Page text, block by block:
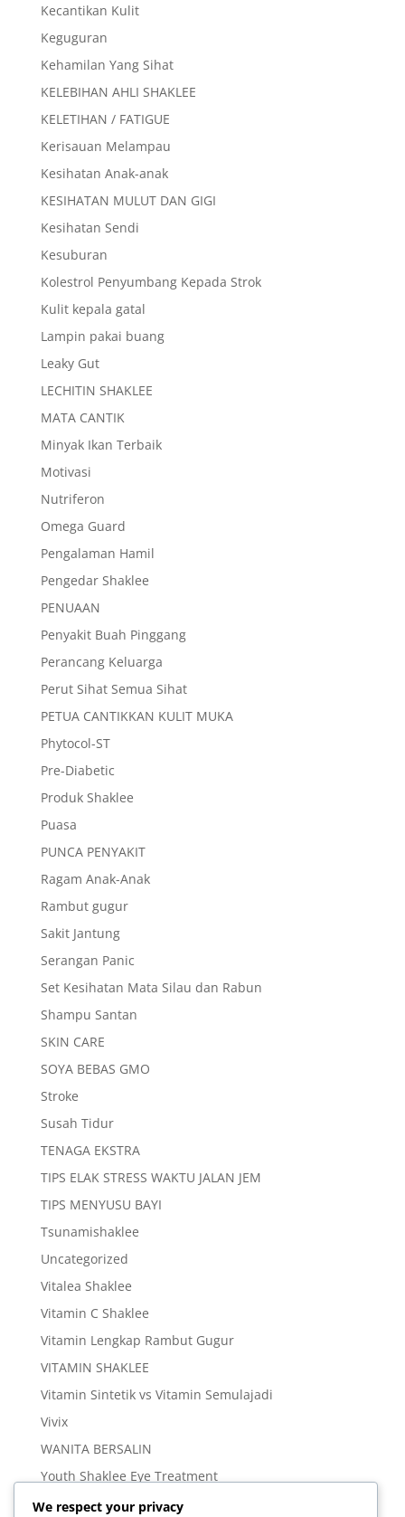
Kecantikan Kulit
Keguguran
Kehamilan Yang Sihat
KELEBIHAN AHLI SHAKLEE
KELETIHAN / FATIGUE
Kerisauan Melampau
Kesihatan Anak-anak
KESIHATAN MULUT DAN GIGI
Kesihatan Sendi
Kesuburan
Kolestrol Penyumbang Kepada Strok
Kulit kepala gatal
Lampin pakai buang
Leaky Gut
LECHITIN SHAKLEE
MATA CANTIK
Minyak Ikan Terbaik
Motivasi
Nutriferon
Omega Guard
Pengalaman Hamil
Pengedar Shaklee
PENUAAN
Penyakit Buah Pinggang
Perancang Keluarga
Perut Sihat Semua Sihat
PETUA CANTIKKAN KULIT MUKA
Phytocol-ST
Pre-Diabetic
Produk Shaklee
Puasa
PUNCA PENYAKIT
Ragam Anak-Anak
Rambut gugur
Sakit Jantung
Serangan Panic
Set Kesihatan Mata Silau dan Rabun
Shampu Santan
SKIN CARE
SOYA BEBAS GMO
Stroke
Susah Tidur
TENAGA EKSTRA
TIPS ELAK STRESS WAKTU JALAN JEM
TIPS MENYUSU BAYI
Tsunamishaklee
Uncategorized
Vitalea Shaklee
Vitamin C Shaklee
Vitamin Lengkap Rambut Gugur
VITAMIN SHAKLEE
Vitamin Sintetik vs Vitamin Semulajadi
Vivix
WANITA BERSALIN
Youth Shaklee Eye Treatment
YOUTH SKIN CARE SERIES
We respect your privacy